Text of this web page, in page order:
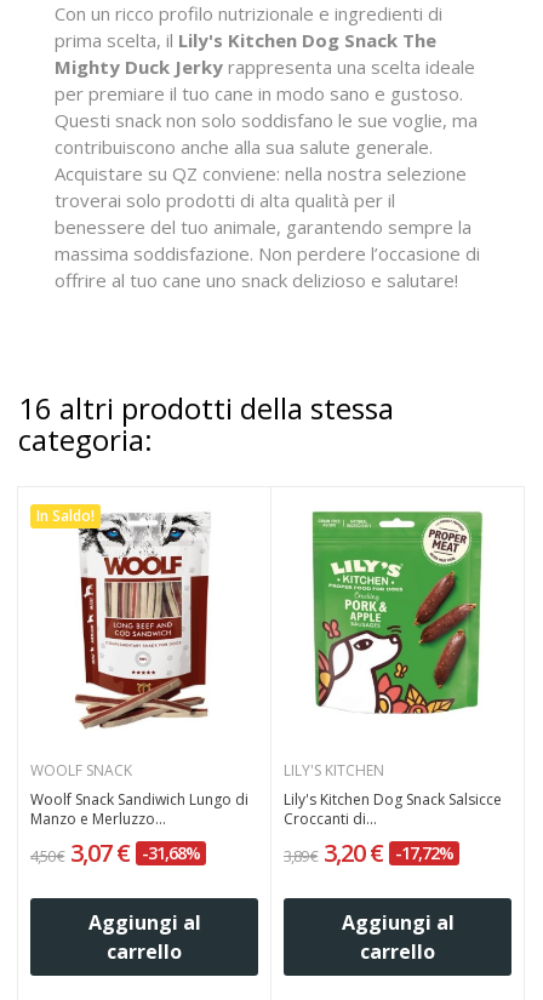
Con un ricco profilo nutrizionale e ingredienti di
prima scelta, il Lily's Kitchen Dog Snack The
Mighty Duck Jerky rappresenta una scelta ideale
per premiare il tuo cane in modo sano e gustoso.
Questi snack non solo soddisfano le sue voglie, ma
contribuiscono anche alla sua salute generale.
Acquistare su QZ conviene: nella nostra selezione
troverai solo prodotti di alta qualità per il
benessere del tuo animale, garantendo sempre la
massima soddisfazione. Non perdere l’occasione di
offrire al tuo cane uno snack delizioso e salutare!
16 altri prodotti della stessa
categoria:
In Saldo!
WOOLF SNACK
Woolf Snack Sandiwich Lungo di
Manzo e Merluzzo...
4,50 € 3,07 € -31,68%
Aggiungi al
carrello
LILY'S KITCHEN
Lily's Kitchen Dog Snack Salsicce
Croccanti di...
3,89 € 3,20 € -17,72%
Aggiungi al
carrello